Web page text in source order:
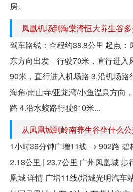
房。
凤凰机场到海棠湾恒大养生谷
驾车路线：全程约38.8公里 起点：
东方向出发，行驶70米，直行进入
90米，直行进入机场路 3.沿机场路
海角/南山寺/亚龙湾/小鱼温泉方向
路 4.沿水蛟路行驶610米...
从凤凰城到岭南养生谷坐什么公
1小时36分钟广增11线 → 902路 碧
2.18公里 | 23.7公里 广州凤凰城 步
凰城 详情 广增11线(增城光明汽车